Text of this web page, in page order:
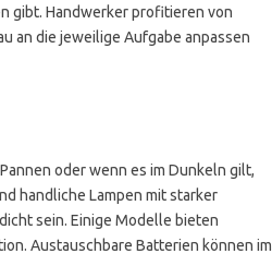
gibt. Handwerker profitieren von
an die jeweilige Aufgabe anpassen
oder wenn es im Dunkeln gilt,
handliche Lampen mit starker
sein. Einige Modelle bieten
Austauschbare Batterien können im